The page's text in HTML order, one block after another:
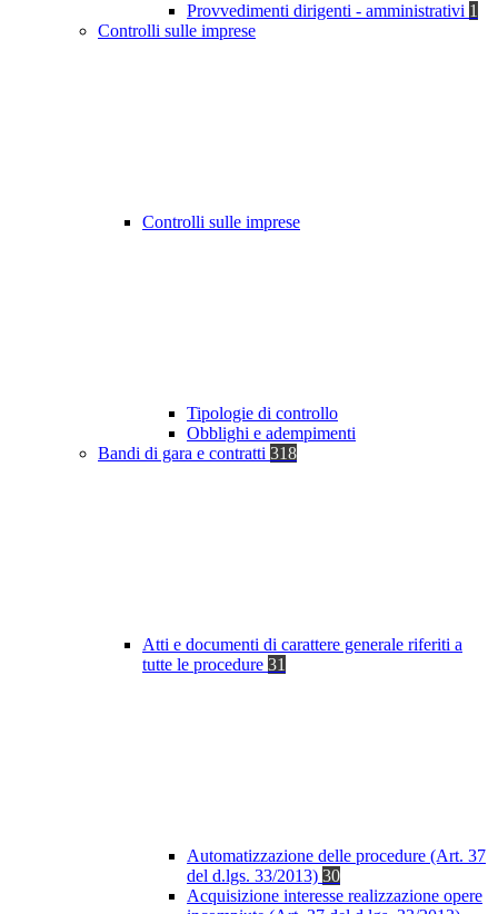
Provvedimenti dirigenti - amministrativi 1
Controlli sulle imprese
Controlli sulle imprese
Tipologie di controllo
Obblighi e adempimenti
Bandi di gara e contratti 318
Atti e documenti di carattere generale riferiti a
tutte le procedure 31
Automatizzazione delle procedure (Art. 37
del d.lgs. 33/2013) 30
Acquisizione interesse realizzazione opere